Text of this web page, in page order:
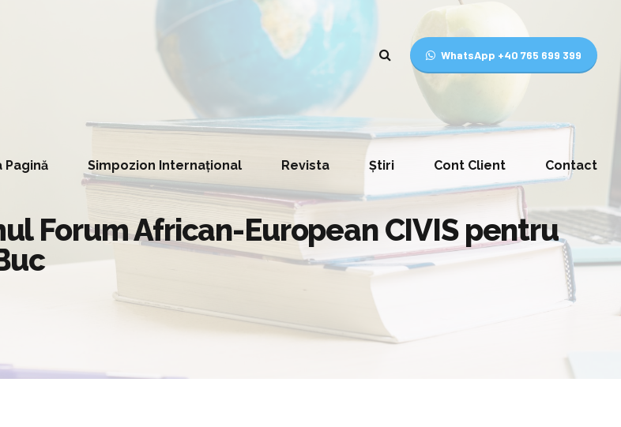
WhatsApp +40 765 699 399
Pagină Simpozion Internațional Revista Știri Cont Client Contact
Forum African-European CIVIS pentru